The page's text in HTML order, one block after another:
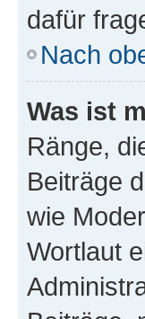
dafür
Nach
Was ist
Ränge,
Beiträge
wie
Wortlaut